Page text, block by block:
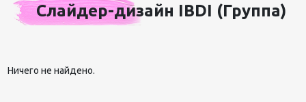
АкцииСлайдер-дизайн IBDI (Группа)
Ничего не найдено.